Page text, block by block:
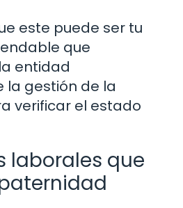
este puede ser tu
que
entidad
la gestión de la
verificar el estado
laborales que